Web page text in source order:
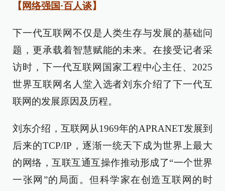
【 网络强国·百人谈】
下一代互联网不仅是人类生存与发展的基础问
题，更承载着智慧赋能的未来。在接受记者采
访时，下一代互联网国家工程中心主任、2025
世界互联网名人堂入选者刘东介绍了下一代互
联网的发展原因及历程。
刘东介绍，互联网从1969年的APRANET发展到
后来的TCP/IP，逐渐一统天下成为世界上最大
的网络，互联互通互操作推动形成了“一个世界
一张网”的局面。但科学家在创造互联网的时